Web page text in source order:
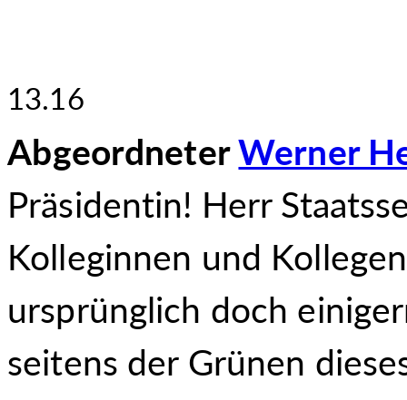
13.16
AbgeordneterWerner
Präsidentin! Herr
Kolleginnen und
ursprünglich doch
seitens der Grünen